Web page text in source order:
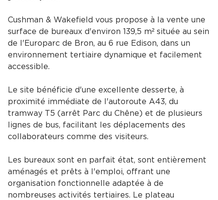
Cushman & Wakefield vous propose à la vente une
surface de bureaux d'environ 139,5 m² située au sein
de l'Europarc de Bron, au 6 rue Edison, dans un
environnement tertiaire dynamique et facilement
accessible.
Le site bénéficie d'une excellente desserte, à
proximité immédiate de l'autoroute A43, du
tramway T5 (arrêt Parc du Chêne) et de plusieurs
lignes de bus, facilitant les déplacements des
collaborateurs comme des visiteurs.
Les bureaux sont en parfait état, sont entièrement
aménagés et prêts à l'emploi, offrant une
organisation fonctionnelle adaptée à de
nombreuses activités tertiaires. Le plateau